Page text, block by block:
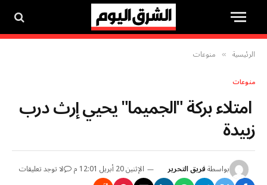
الرئيسية » منوعات
منوعات
امتلاء بركة "الجميما" يحيي إرث درب
زبيدة
بواسطةفريق التحرير الإثنين 20 أبريل 12:01 م لا توجد تعليقات